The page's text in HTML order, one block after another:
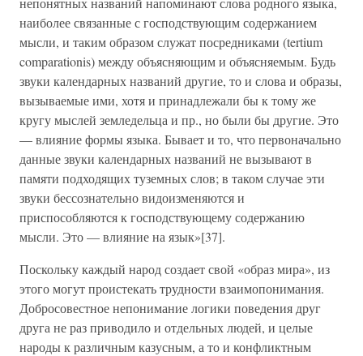
наиболее связанные с господствующим содержанием
мысли, и таким образом служат посредниками (tertium
comparationis) между объясняющим и объясняемым. Будь
звуки календарных названий другие, то и слова и образы,
вызываемые ими, хотя и принадлежали бы к тому же
кругу мыслей земледельца и пр., но были бы другие. Это
— влияние формы языка. Бывает и то, что первоначально
данные звуки календарных названий не вызывают в
памяти подходящих туземных слов; в таком случае эти
звуки бессознательно видоизменяются и
приспособляются к господствующему содержанию
мысли. Это — влияние на язык»[37].
Поскольку каждый народ создает свой «образ мира», из
этого могут проистекать трудности взаимопонимания.
Добросовестное непонимание логики поведения друг
друга не раз приводило и отдельных людей, и целые
народы к различным казусным, а то и конфликтным